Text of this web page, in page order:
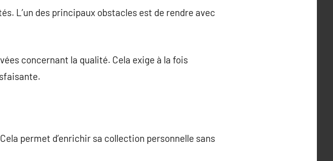
L’un des principaux obstacles est de rendre avec
concernant la qualité. Cela exige à la fois
permet d’enrichir sa collection personnelle sans